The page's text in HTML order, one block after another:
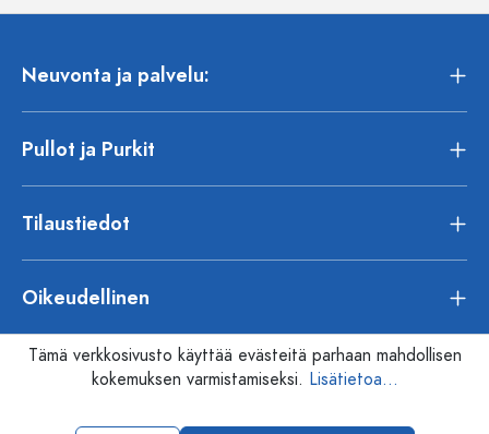
Neuvonta ja palvelu:
Pullot ja Purkit
Tilaustiedot
Oikeudellinen
Tämä verkkosivusto käyttää evästeitä parhaan mahdollisen
kokemuksen varmistamiseksi. Lisätietoa...